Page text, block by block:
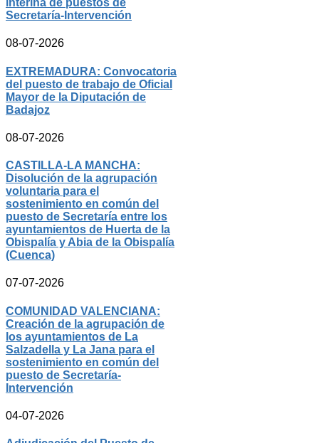
interina de puestos de
Secretaría-Intervención
08-07-2026
EXTREMADURA: Convocatoria
del puesto de trabajo de Oficial
Mayor de la Diputación de
Badajoz
08-07-2026
CASTILLA-LA MANCHA:
Disolución de la agrupación
voluntaria para el
sostenimiento en común del
puesto de Secretaría entre los
ayuntamientos de Huerta de la
Obispalía y Abia de la Obispalía
(Cuenca)
07-07-2026
COMUNIDAD VALENCIANA:
Creación de la agrupación de
los ayuntamientos de La
Salzadella y La Jana para el
sostenimiento en común del
puesto de Secretaría-
Intervención
04-07-2026